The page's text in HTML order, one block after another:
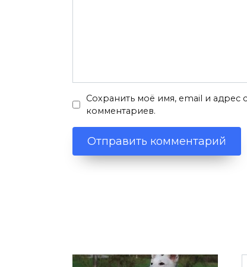
Сохранить моё имя, email и адрес
комментариев.